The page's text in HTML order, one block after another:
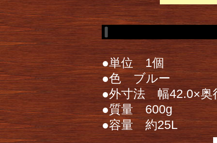
●単位 1個
●色 ブルー
●外寸法 幅42.0×奥
●質量 600g
●容量 約25L